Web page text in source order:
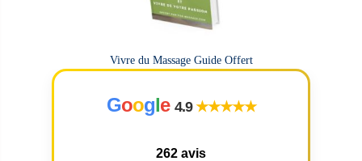
Vivre du Massage Guide Offert
Google 4.9★★★★★
262 avis